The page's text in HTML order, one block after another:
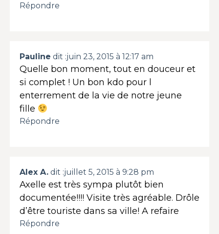
Répondre
Pauline dit :juin 23, 2015 à 12:17 am
Quelle bon moment, tout en douceur et
si complet ! Un bon kdo pour l
enterrement de la vie de notre jeune
fille
Répondre
Alex A. dit :juillet 5, 2015 à 9:28 pm
Axelle est très sympa plutôt bien
documentée!!!! Visite très agréable. Drôle
d’être touriste dans sa ville! A refaire
Répondre